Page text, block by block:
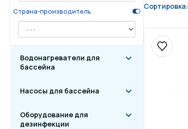
Инвентарь для отдыха
Страна-производитель
Водонагреватели для
бассейна
Насосы для бассейна
Оборудование для
дезинфекции
Сортировка: